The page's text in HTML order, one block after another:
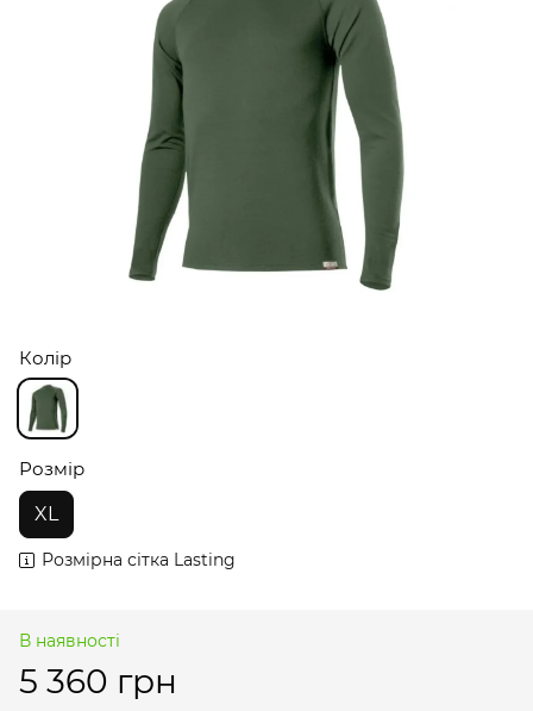
Колір
Розмір
XL
Розмірна сітка Lasting
В наявності
5 360 грн